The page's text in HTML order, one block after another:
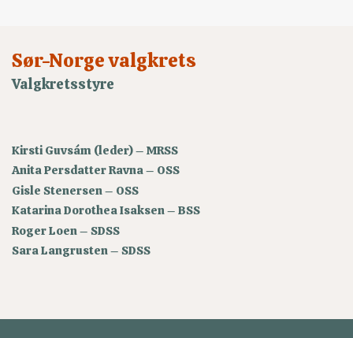
Sør-Norge valgkrets
Valgkretsstyre
Kirsti Guvsám (leder) – MRSS
Anita Persdatter Ravna – OSS
Gisle Stenersen – OSS
Katarina Dorothea Isaksen – BSS
Roger Loen – SDSS
Sara Langrusten – SDSS